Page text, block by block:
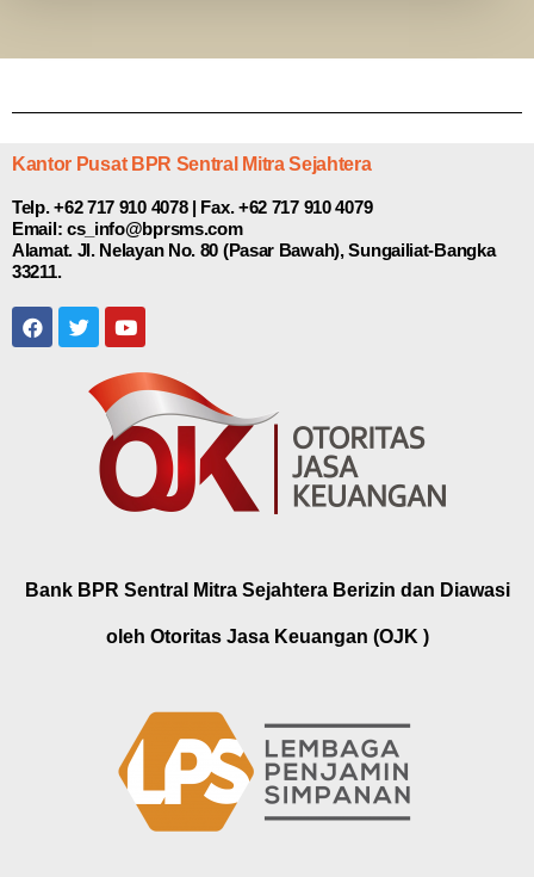
Kantor Pusat BPR Sentral Mitra Sejahtera
Telp. +62 717 910 4078 | Fax. +62 717 910 4079
Email: cs_info@bprsms.com
Alamat. Jl. Nelayan No. 80 (Pasar Bawah), Sungailiat-Bangka
33211.
Bank BPR Sentral Mitra Sejahtera Berizin dan Diawasi
oleh Otoritas Jasa Keuangan (OJK )